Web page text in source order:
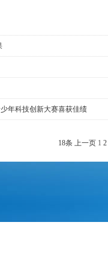
年科技创新大赛喜获佳绩
18条 上一页 1 2